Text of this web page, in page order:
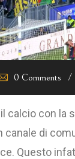
0 Comments
calcio con la
canale di
Questo